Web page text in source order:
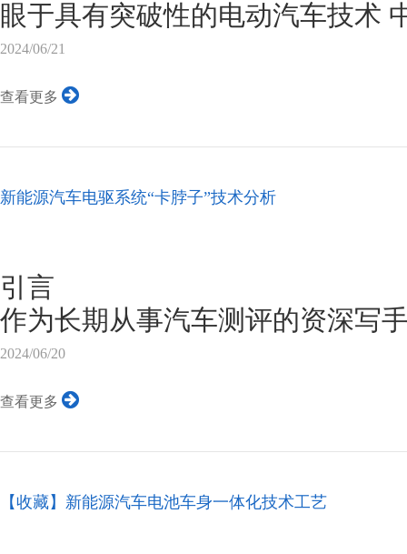
眼于具有突破性的电动汽车技术
技术市场上明显占据主导地位，
来，但中国并未在这个关键时刻
动汽车市场蓬勃发展，中国的电
头。韩国市场调研机构SNE
场的一半以上。更为关键的是，
和动力技术领域竞争的国家来说
2024/06/21
查看更多
新能源汽车电驱系统“卡脖子”技术分析
引言
作为长期从事汽车测评的资深写
创新亮点向来格外关注。本次我
迪海豚,这款纯电动车型于2022
的综合实力和出色的性价比,一经
入新能源轿车市场的主角行列。
起来解析分解!
2024/06/20
查看更多
【收藏】新能源汽车电池车身一体化技术工艺